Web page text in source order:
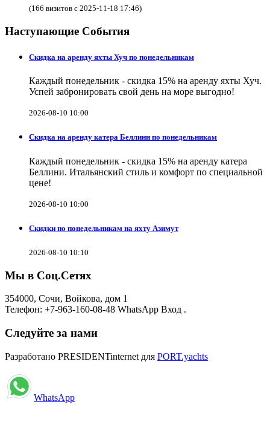
(166 визитов с 2025-11-18 17:46)
Наступающие События
Скидка на аренду яхты Хуч по понедельникам
Каждый понедельник - скидка 15% на аренду яхты Хуч.
Успей забронировать свой день на море выгодно!
2026-08-10 10:00
Скидка на аренду катера Беллини по понедельникам
Каждый понедельник - скидка 15% на аренду катера
Беллини. Итальянский стиль и комфорт по специальной
цене!
2026-08-10 10:00
Скидки по понедельникам на яхту Азимут
2026-08-10 10:10
Мы в Соц.Сетях
354000, Сочи, Войкова, дом 1
Телефон: +7-963-160-08-48 WhatsApp Вход .
Следуйте за нами
Разработано PRESIDENTinternet для PORT.yachts
WhatsApp